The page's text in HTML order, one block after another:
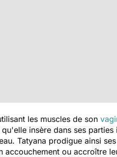
les muscles de son
insère dans ses parties
Tatyana prodigue ainsi
accouchement ou accroître